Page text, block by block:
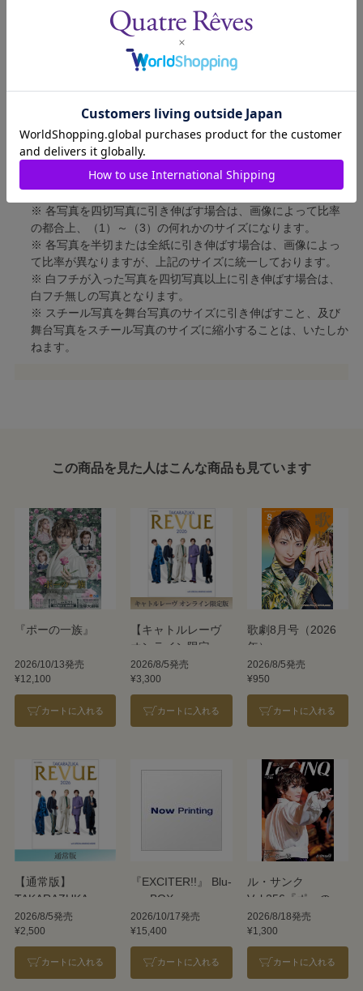
短辺 217mm × 長辺 305mm
短辺 213mm × 長辺 305mm
短辺 254mm × 長辺 305mm
半切写真
短辺 305mm × 長辺 432mm
短辺 402mm × 長辺 559mm
写真のサイズにつきまして、下記の件も併せてご了承ください。
※ 宝塚大劇場および新人公演の舞台写真につきましては、4辺
に白フチが入ります。
※ 各写真を四切写真に引き伸ばす場合は、画像によって比率
の都合上、（1）～（3）の何れかのサイズになります。
※ 各写真を半切または全紙に引き伸ばす場合は、画像によっ
て比率が異なりますが、上記のサイズに統一しております。
※ 白フチが入った写真を四切写真以上に引き伸ばす場合は、
白フチ無しの写真となります。
※ スチール写真を舞台写真のサイズに引き伸ばすこと、及び
舞台写真をスチール写真のサイズに縮小することは、いたしか
ねます。
この商品を見た人はこんな商品も見ています
『ポーの一族』
2026/10/13発売
¥12,100
カートに入れる
【キャトルレーヴ
オンライン限定
版】TAKARAZUKA
REVUE 2026
2026/8/5発売
¥3,300
カートに入れる
歌劇8月号（2026
年）
2026/8/5発売
¥950
カートに入れる
【通常版】
TAKARAZUKA
REVUE 2026
2026/8/5発売
¥2,500
カートに入れる
『EXCITER!!』 Blu-
ray BOX
2026/10/17発売
¥15,400
カートに入れる
ル・サンク
Vol.256『ポーの一
族』＜雪組＞
2026/8/18発売
¥1,300
カートに入れる